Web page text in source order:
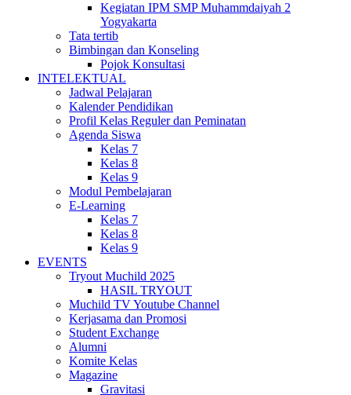
Kegiatan IPM SMP Muhammdaiyah 2
Yogyakarta
Tata tertib
Bimbingan dan Konseling
Pojok Konsultasi
INTELEKTUAL
Jadwal Pelajaran
Kalender Pendidikan
Profil Kelas Reguler dan Peminatan
Agenda Siswa
Kelas 7
Kelas 8
Kelas 9
Modul Pembelajaran
E-Learning
Kelas 7
Kelas 8
Kelas 9
EVENTS
Tryout Muchild 2025
HASIL TRYOUT
Muchild TV Youtube Channel
Kerjasama dan Promosi
Student Exchange
Alumni
Komite Kelas
Magazine
Gravitasi